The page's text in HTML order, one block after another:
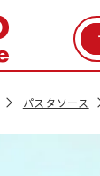
パスタソース